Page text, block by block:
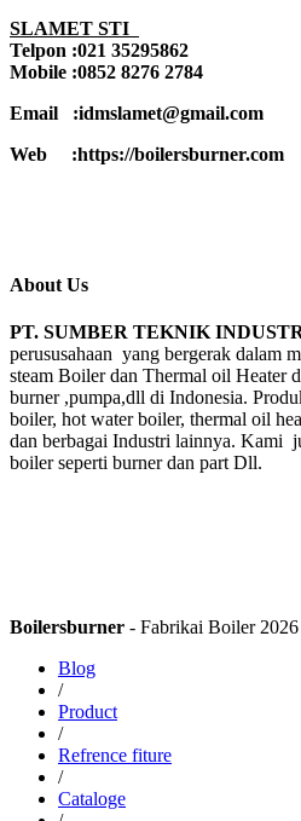
SLAMET STI
Telpon :021 35295862
Mobile :0852 8276 2784
Email :idmslamet@gmail.com
Web :https://boilersburner.com
About Us
PT. SUMBER TEKNIK
perususahaan yang bergerak dalam
steam Boiler dan Thermal oil Heater
burner ,pumpa,dll di Indonesia.
boiler, hot water boiler, thermal oil
dan berbagai Industri lainnya. Kami
boiler seperti burner dan part Dll.
Boilersburner - Fabrikai Boiler 2026
Blog
/
Product
/
Refrence fiture
/
Cataloge